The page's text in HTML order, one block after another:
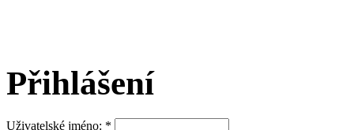
Přihlášení
Uživatelské jméno: *